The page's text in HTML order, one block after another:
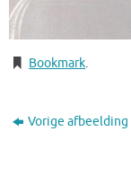
Bookmark.
Vorige afbeelding